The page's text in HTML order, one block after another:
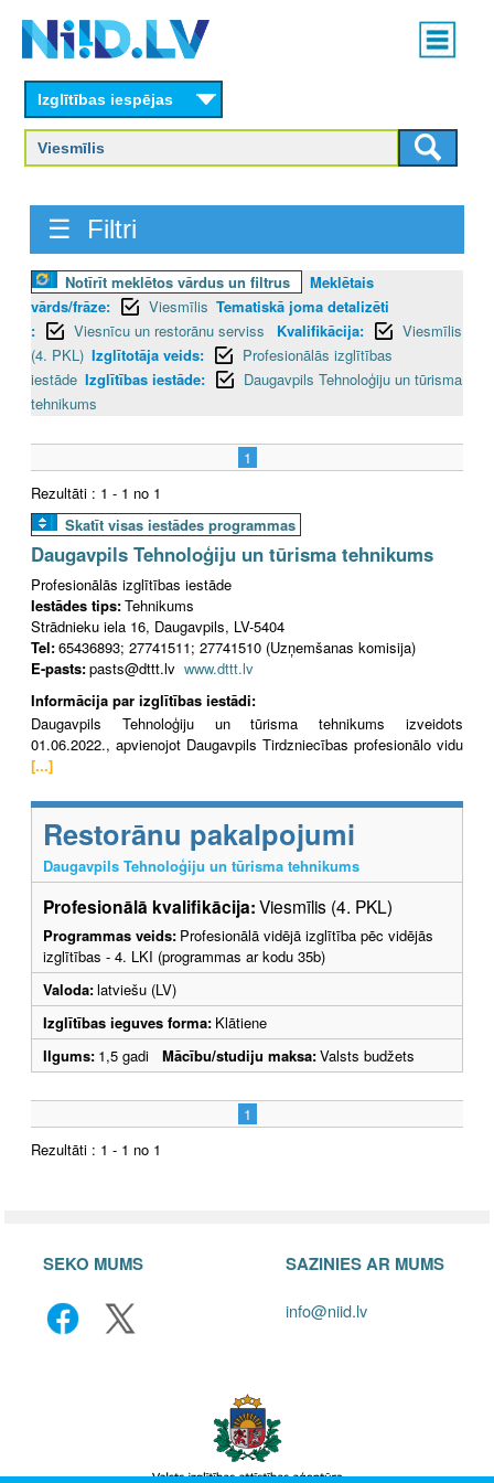
content
Main
menu
Izglītības iespējas
☰ Filtri
Notīrīt meklētos vārdus un filtrus
Meklētais
vārds/frāze:
Viesmīlis Tematiskā joma detalizēti
:
Viesnīcu un restorānu serviss Kvalifikācija:
Viesmīlis
(4. PKL) Izglītotāja veids:
Profesionālās izglītības
iestāde Izglītības iestāde:
Daugavpils Tehnoloģiju un tūrisma
tehnikums
1
Rezultāti : 1 - 1 no 1
Skatīt visas iestādes programmas
Daugavpils Tehnoloģiju un tūrisma tehnikums
Profesionālās izglītības iestāde
Iestādes tips:Tehnikums
Strādnieku iela 16, Daugavpils, LV-5404
Tel:65436893; 27741511; 27741510 (Uzņemšanas komisija)
E-pasts:pasts@dttt.lv www.dttt.lv
Informācija par izglītības iestādi:
Daugavpils Tehnoloģiju un tūrisma tehnikums izveidots
01.06.2022., apvienojot Daugavpils Tirdzniecības profesionālo vidu
[...]
Restorānu pakalpojumi
Daugavpils Tehnoloģiju un tūrisma tehnikums
Profesionālā kvalifikācija:Viesmīlis (4. PKL)
Programmas veids: Profesionālā vidējā izglītība pēc vidējās
izglītības - 4. LKI (programmas ar kodu 35b)
Valoda:latviešu (LV)
Izglītības ieguves forma: Klātiene
Ilgums: 1,5 gadi Mācību/studiju maksa:Valsts budžets
1
Rezultāti : 1 - 1 no 1
SEKO MUMS SAZINIES AR MUMS
info@niid.lv